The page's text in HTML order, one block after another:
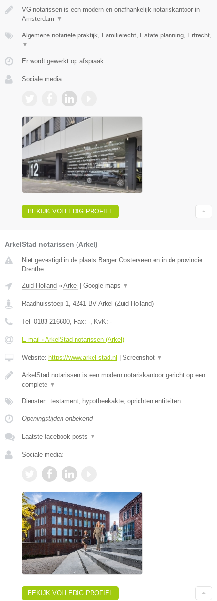
VG notarissen is een modern en onafhankelijk notariskantoor in
Amsterdam ▼
Algemene notariele praktijk, Familierecht, Estate planning, Erfrecht,
▼
Er wordt gewerkt op afspraak.
Sociale media:
BEKIJK VOLLEDIG PROFIEL
ArkelStad notarissen (Arkel)
Niet gevestigd in de plaats Barger Oosterveen en in de provincie
Drenthe.
Zuid-Holland » Arkel Google maps ▼
Raadhuisstoep 1, 4241 BV Arkel (Zuid-Holland)
Tel: 0183-216600, Fax: -, KvK: -
E-mail › ArkelStad notarissen (Arkel)
Website: https://www.arkel-stad.nl Screenshot ▼
ArkelStad notarissen is een modern notariskantoor gericht op een
complete ▼
Diensten: testament, hypotheekakte, oprichten entiteiten
Openingstijden onbekend
Laatste facebook posts ▼
Sociale media:
BEKIJK VOLLEDIG PROFIEL